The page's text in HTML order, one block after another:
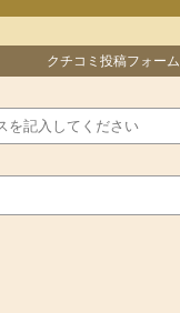
クチコミ投稿フォーム